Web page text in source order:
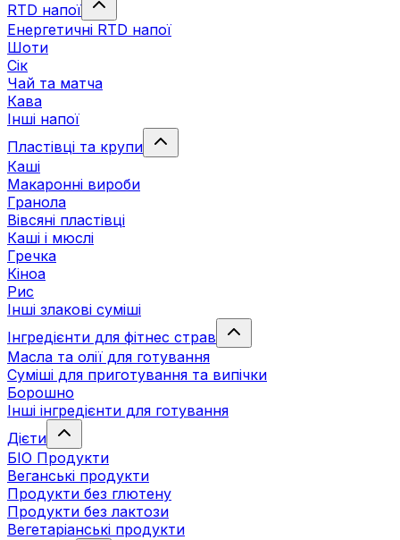
RTD напої
Енергетичні RTD напої
Шоти
Сік
Чай та матча
Кава
Інші напої
Пластівці та крупи
Каші
Макаронні вироби
Гранола
Вівсяні пластівці
Каші і мюслі
Гречка
Кіноа
Рис
Інші злакові суміші
Інгредієнти для фітнес страв
Масла та олії для готування
Суміші для приготування та випічки
Борошно
Інші інгредієнти для готування
Дієти
БІО Продукти
Веганські продукти
Продукти без глютену
Продукти без лактози
Вегетаріанські продукти